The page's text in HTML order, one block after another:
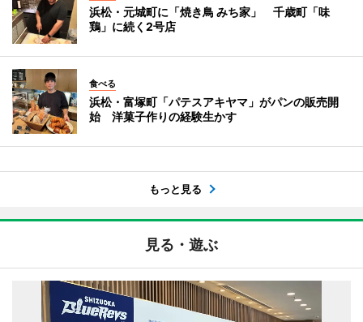
浜松・元城町に「焼き鳥 みち家」 千歳町「味
鶏」に続く2号店
食べる
浜松・富塚町「パテスアキヤマ」がパンの販売開
始 洋菓子作りの経験生かす
もっと見る
見る・遊ぶ